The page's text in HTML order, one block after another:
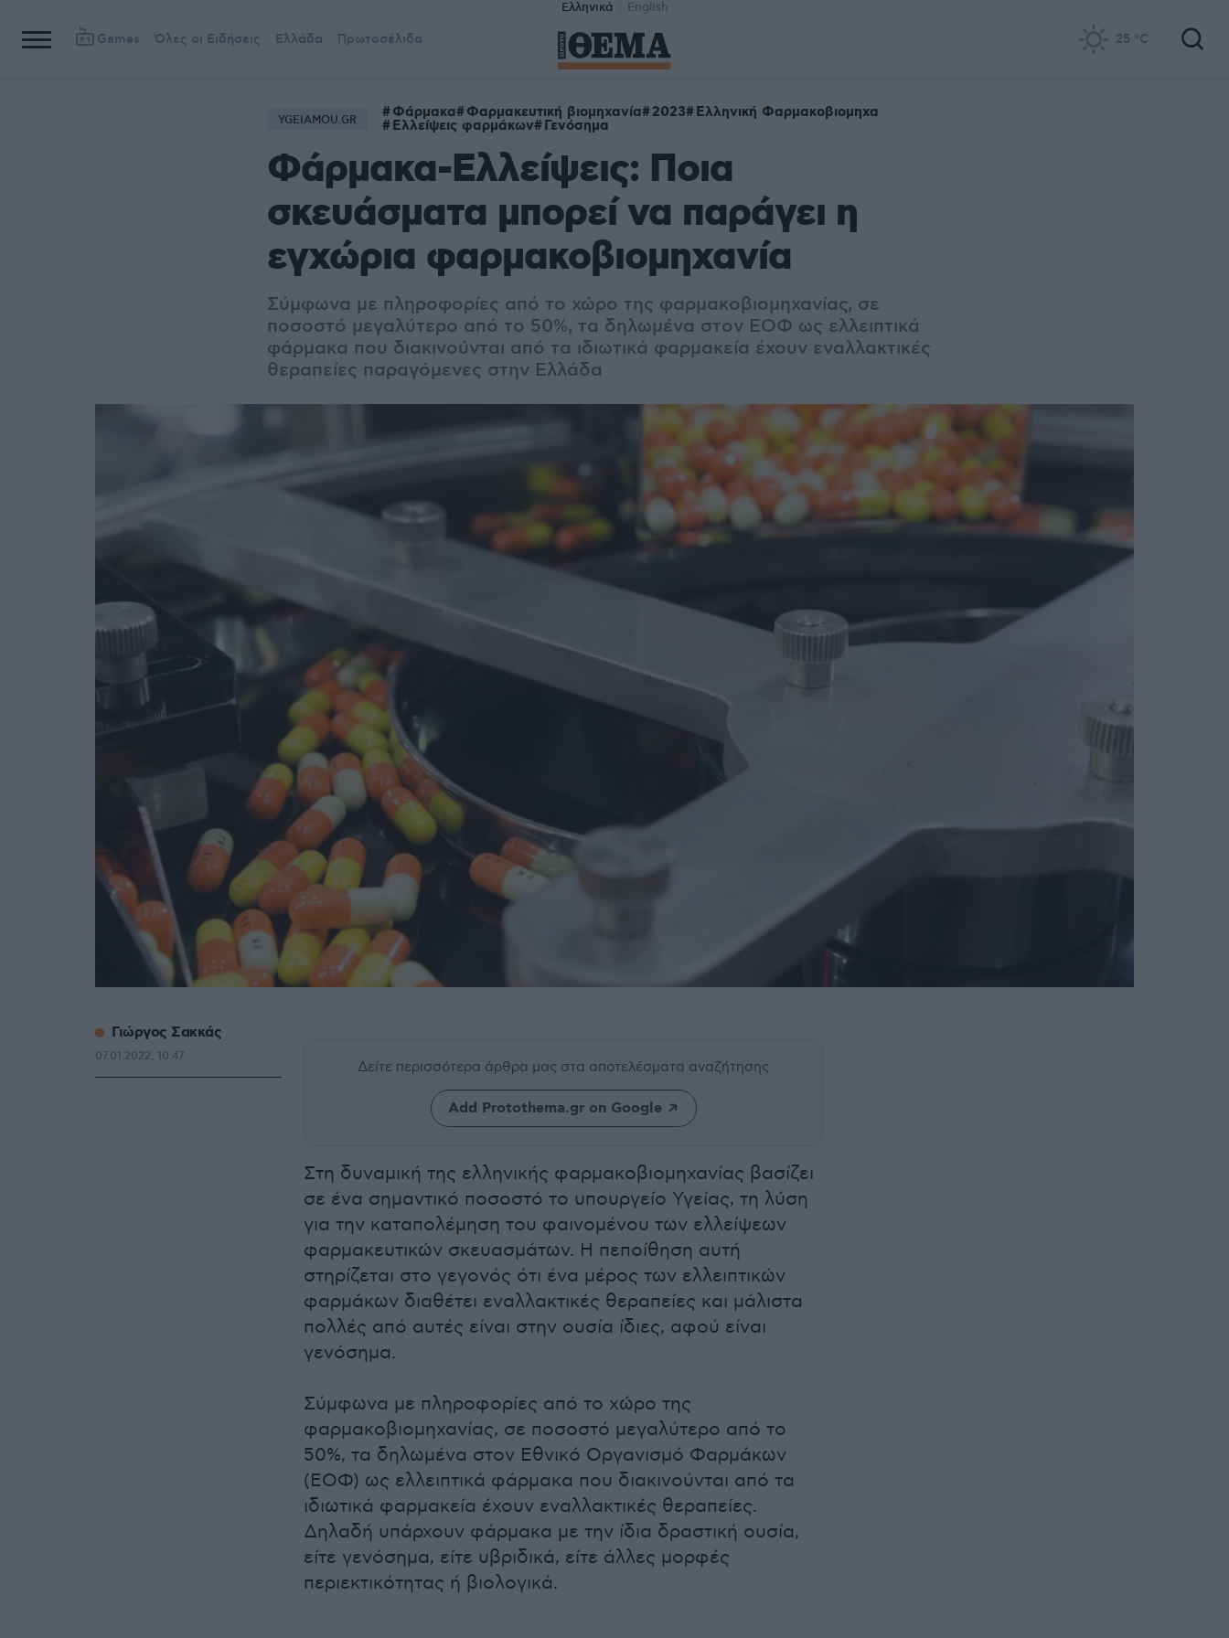
Ελληνικά English
Games Όλες οι Ειδήσεις Ελλάδα Πρωτοσέλιδα 25 °C
YGEIAMOU.GR Φάρμακα Φαρμακευτική βιομηχανία 2023 Ελληνική Φαρμακοβιομηχα
Ελλείψεις φαρμάκων Γενόσημα
Φάρμακα-Ελλείψεις: Ποια
σκευάσματα μπορεί να παράγει η
εγχώρια φαρμακοβιομηχανία
Σύμφωνα με πληροφορίες από το χώρο της φαρμακοβιομηχανίας, σε
ποσοστό μεγαλύτερο από το 50%, τα δηλωμένα στον ΕΟΦ ως ελλειπτικά
φάρμακα που διακινούνται από τα ιδιωτικά φαρμακεία έχουν εναλλακτικές
θεραπείες παραγόμενες στην Ελλάδα
Δείτε περισσότερα άρθρα μας στα αποτελέσματα αναζήτησης
Add Protothema.gr on Google
Στη δυναμική της ελληνικής φαρμακοβιομηχανίας βασίζει
σε ένα σημαντικό ποσοστό το υπουργείο Υγείας, τη λύση
για την καταπολέμηση του φαινομένου των ελλείψεων
φαρμακευτικών σκευασμάτων. Η πεποίθηση αυτή
στηρίζεται στο γεγονός ότι ένα μέρος των ελλειπτικών
φαρμάκων διαθέτει εναλλακτικές θεραπείες και μάλιστα
πολλές από αυτές είναι στην ουσία ίδιες, αφού είναι
γενόσημα.
Σύμφωνα με πληροφορίες από το χώρο της
φαρμακοβιομηχανίας, σε ποσοστό μεγαλύτερο από το
50%, τα δηλωμένα στον Εθνικό Οργανισμό Φαρμάκων
(ΕΟΦ) ως ελλειπτικά φάρμακα που διακινούνται από τα
ιδιωτικά φαρμακεία έχουν εναλλακτικές θεραπείες.
Δηλαδή υπάρχουν φάρμακα με την ίδια δραστική ουσία,
είτε γενόσημα, είτε υβριδικά, είτε άλλες μορφές
περιεκτικότητας ή βιολογικά.
Γιώργος Σακκάς
07.01.2022, 10:47